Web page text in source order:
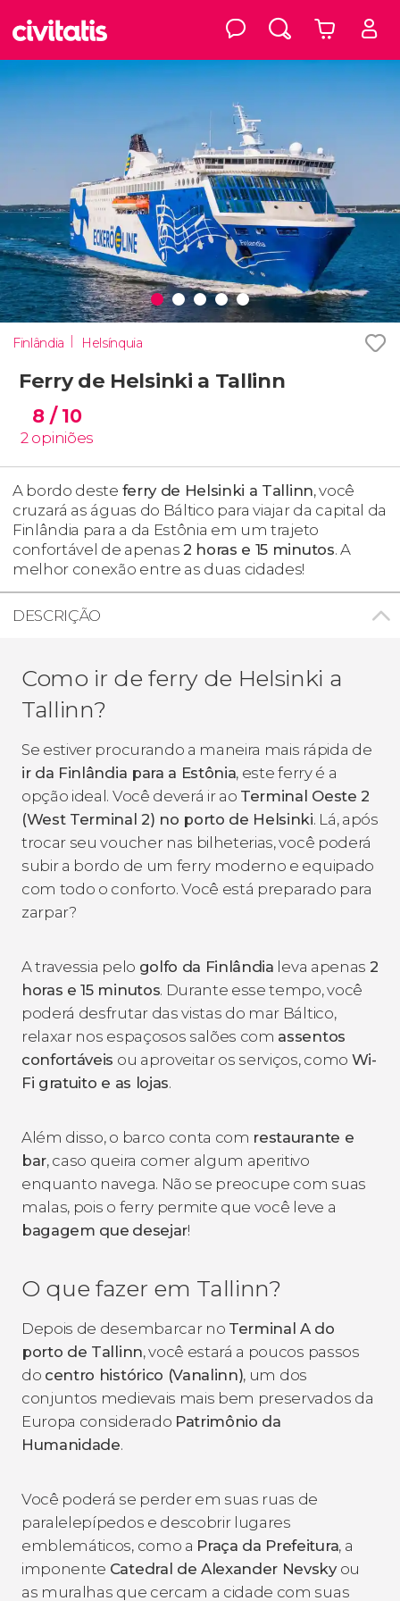
Finlândia Helsínquia
Ferry de Helsinki a Tallinn
8 / 10
2 opiniões
A bordo deste ferry de Helsinki a Tallinn, você
cruzará as águas do Báltico para viajar da capital da
Finlândia para a da Estônia em um trajeto
confortável de apenas 2 horas e 15 minutos. A
melhor conexão entre as duas cidades!
DESCRIÇÃO
Como ir de ferry de Helsinki a
Tallinn?
Se estiver procurando a maneira mais rápida de
ir da Finlândia para a Estônia, este ferry é a
opção ideal. Você deverá ir ao Terminal Oeste 2
(West Terminal 2) no porto de Helsinki. Lá, após
trocar seu voucher nas bilheterias, você poderá
subir a bordo de um ferry moderno e equipado
com todo o conforto. Você está preparado para
zarpar?
A travessia pelo golfo da Finlândia leva apenas 2
horas e 15 minutos. Durante esse tempo, você
poderá desfrutar das vistas do mar Báltico,
relaxar nos espaçosos salões com assentos
confortáveis ou aproveitar os serviços, como Wi-
Fi gratuito e as lojas.
Além disso, o barco conta com restaurante e
bar, caso queira comer algum aperitivo
enquanto navega. Não se preocupe com suas
malas, pois o ferry permite que você leve a
bagagem que desejar!
O que fazer em Tallinn?
Depois de desembarcar no Terminal A do
porto de Tallinn, você estará a poucos passos
do centro histórico (Vanalinn), um dos
conjuntos medievais mais bem preservados da
Europa considerado Patrimônio da
Humanidade.
Você poderá se perder em suas ruas de
paralelepípedos e descobrir lugares
emblemáticos, como a Praça da Prefeitura, a
imponente Catedral de Alexander Nevskyou
as muralhas que cercam a cidade com suas